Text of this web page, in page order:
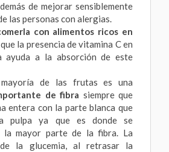
de mejorar sensiblemente
las personas con alergias.
con alimentos ricos en
la presencia de vitamina C en
ayuda a la absorción de este
de las frutas es una
de fibra siempre que
entera con la parte blanca que
pulpa ya que es donde se
la mayor parte de la fibra. La
la glucemia, al retrasar la